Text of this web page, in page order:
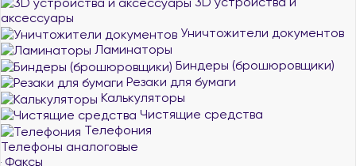
аксессуары
Уничтожители документов
Ламинаторы
Биндеры (брошюровщики)
Резаки для бумаги
Калькуляторы
Чистящие средства
Телефония
Телефоны аналоговые
Факсы